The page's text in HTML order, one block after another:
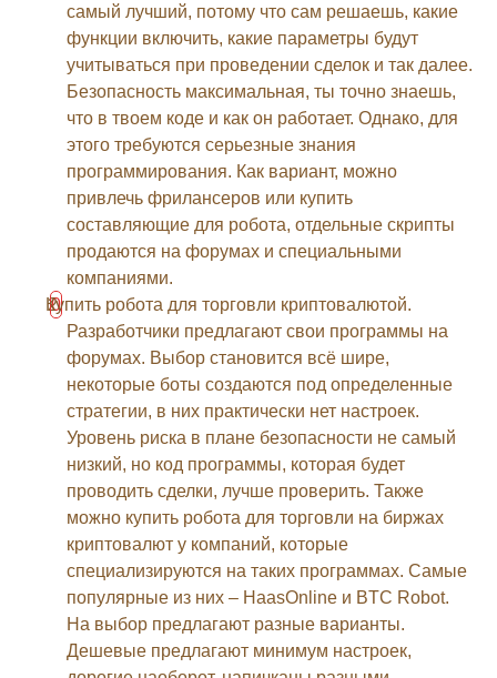
самый лучший, потому что сам решаешь, какие
функции включить, какие параметры будут
учитываться при проведении сделок и так далее.
Безопасность максимальная, ты точно знаешь,
что в твоем коде и как он работает. Однако, для
этого требуются серьезные знания
программирования. Как вариант, можно
привлечь фрилансеров или купить
составляющие для робота, отдельные скрипты
продаются на форумах и специальными
компаниями.
Купить робота для торговли криптовалютой.
Разработчики предлагают свои программы на
форумах. Выбор становится всё шире,
некоторые боты создаются под определенные
стратегии, в них практически нет настроек.
Уровень риска в плане безопасности не самый
низкий, но код программы, которая будет
проводить сделки, лучше проверить. Также
можно купить робота для торговли на биржах
криптовалют у компаний, которые
специализируются на таких программах. Самые
популярные из них – HaasOnline и BTC Robot.
На выбор предлагают разные варианты.
Дешевые предлагают минимум настроек,